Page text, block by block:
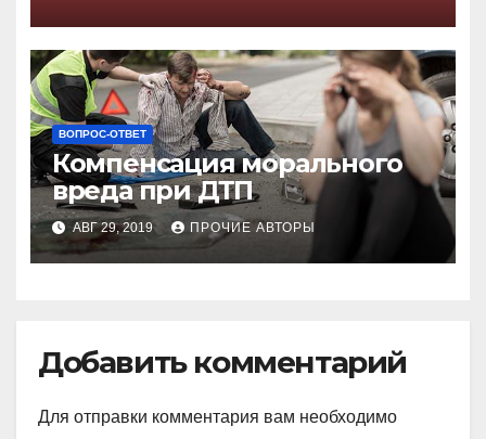
ВОПРОС-ОТВЕТ
Компенсация морального
вреда при ДТП
АВГ 29, 2019 ПРОЧИЕ АВТОРЫ
Добавить комментарий
Для отправки комментария вам необходимо